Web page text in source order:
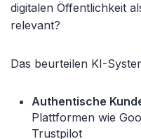
digitalen Öffentlichkeit
relevant?
Das beurteilen KI-
Authentische
Plattformen wie
Trustpilot